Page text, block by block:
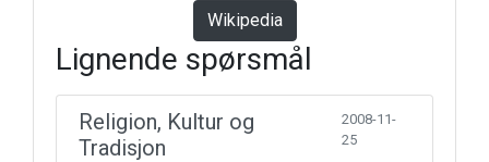
Wikipedia
Lignende spørsmål
Religion, Kultur og
Tradisjon
2008-11-
25